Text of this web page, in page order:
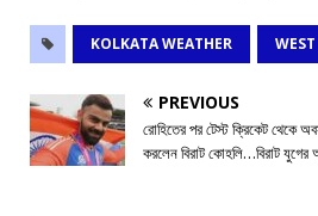
KOLKATA WEATHER
PREVIOUS
রোহিতের পর টেস্ট ক্রিকেট থেকে
করলেন বিরাট কোহলি…বিরাট যুগের